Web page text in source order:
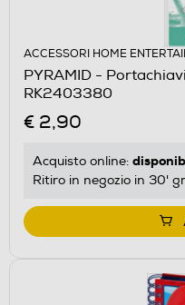
ACCESSORI HOME
PYRAMID -
RK2403380
€ 2,90
Acquisto online:
Ritiro in negozio in 30'